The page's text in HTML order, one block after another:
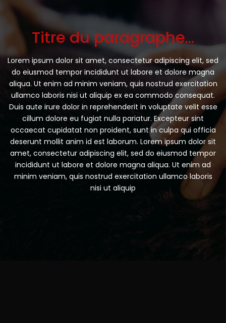
Titre du paragraphe…
Lorem ipsum dolor sit amet, consectetur adipiscing elit, sed
do eiusmod tempor incididunt ut labore et dolore magna
aliqua. Ut enim ad minim veniam, quis nostrud exercitation
ullamco laboris nisi ut aliquip ex ea commodo consequat.
Duis aute irure dolor in reprehenderit in voluptate velit esse
cillum dolore eu fugiat nulla pariatur. Excepteur sint
occaecat cupidatat non proident, sunt in culpa qui officia
deserunt mollit anim id est laborum. Lorem ipsum dolor sit
amet, consectetur adipiscing elit, sed do eiusmod tempor
incididunt ut labore et dolore magna aliqua. Ut enim ad
minim veniam, quis nostrud exercitation ullamco laboris
nisi ut aliquip